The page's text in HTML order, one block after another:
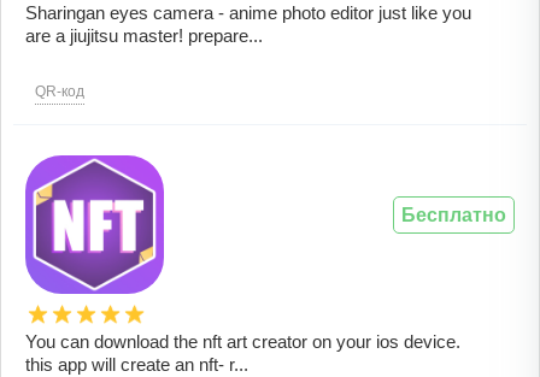
Sharingan eyes camera - anime photo editor just like you
are a jiujitsu master! prepare...
QR-код
You can download the nft art creator on your ios device.
this app will create an nft- r...
Бесплатно